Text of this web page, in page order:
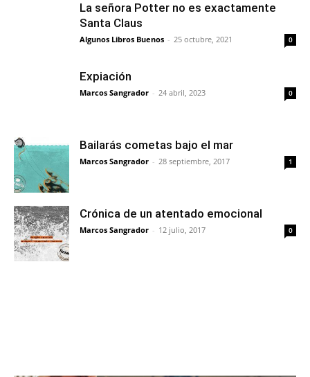
La señora Potter no es exactamente
Santa Claus
Algunos Libros Buenos - 25 octubre, 2021 0
Expiación
Marcos Sangrador - 24 abril, 2023 0
Bailarás cometas bajo el mar
Marcos Sangrador - 28 septiembre, 2017 1
Crónica de un atentado emocional
Marcos Sangrador - 12 julio, 2017 0